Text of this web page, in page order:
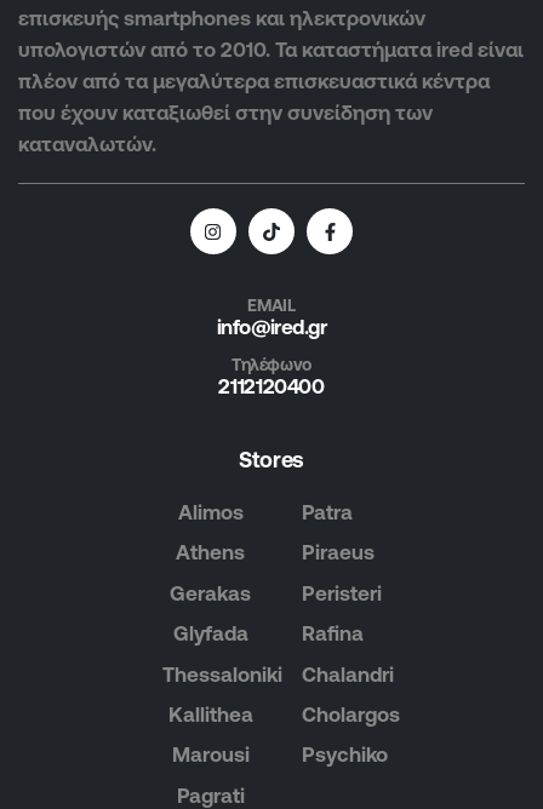
επισκευής smartphones και ηλεκτρονικών
υπολογιστών από το 2010. Τα καταστήματα ired είναι
πλέον από τα μεγαλύτερα επισκευαστικά κέντρα
που έχουν καταξιωθεί στην συνείδηση των
καταναλωτών.
EMAIL
info@ired.gr
Τηλέφωνο
2112120400
Stores
Alimos
Athens
Gerakas
Glyfada
Thessaloniki
Kallithea
Marousi
Pagrati
Patra
Piraeus
Peristeri
Rafina
Chalandri
Cholargos
Psychiko